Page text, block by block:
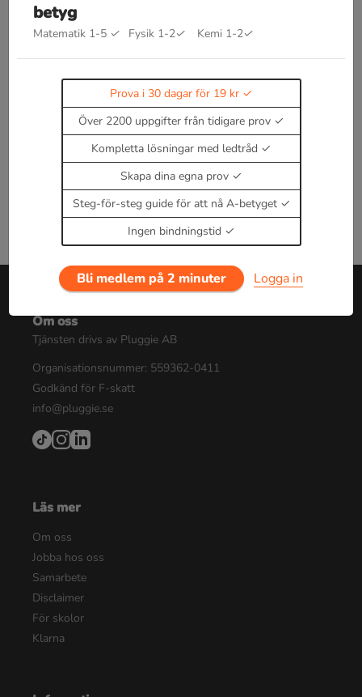
Bra att kunna inom syrabas, ph och
Enbart medlemmar kan kommentera. Prova i 30
dagar för 19 kr.
Logga inellerBli medlem nu
betyg
Matematik 1-5 ✓ Fysik 1-2✓ Kemi 1-2✓
Prova i 30 dagar för 19 kr
Över 2200 uppgifter från tidigare prov
Kompletta lösningar med ledtråd
Skapa dina egna prov
Steg-för-steg guide för att nå A-betyget
Ingen bindningstid
Bli medlem på 2 minuter Logga in
Om oss
Tjänsten drivs av Pluggie AB
Organisationsnummer: 559362-0411
Godkänd för F-skatt
info@pluggie.se
Läs mer
Om oss
Jobba hos oss
Samarbete
Disclaimer
För skolor
Klarna